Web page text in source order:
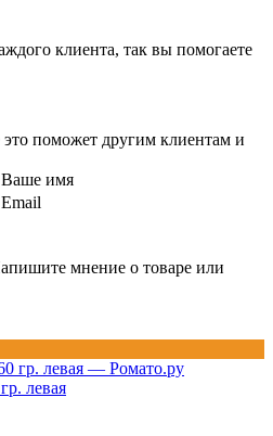
клиента, так вы помогаете
поможет другим клиентам и
Ваше имя
Email
мнение о товаре или
левая